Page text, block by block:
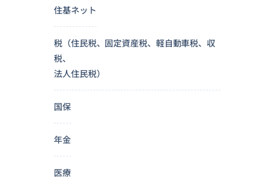
住基ネット
税（住民税、固定資産税、軽自動車税、収
税、
法人住民税）
国保
年金
医療